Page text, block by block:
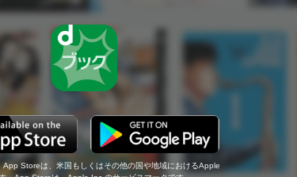
App Storeは、米国もしくはその他の国や地域におけるApple